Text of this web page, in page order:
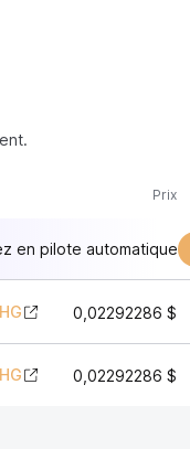
Prix
en pilote automatique
0,02292286 $
0,02292286 $